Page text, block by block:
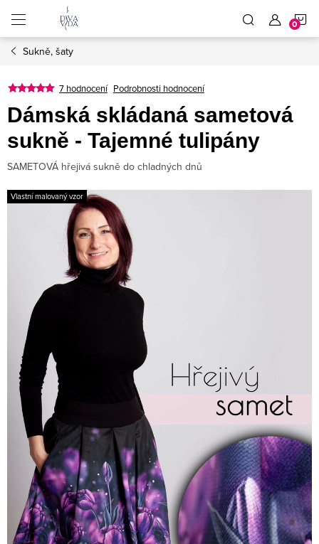
obsah
Sukně, šaty
7 hodnocení Podrobnosti hodnocení
Dámská skládaná sametová
sukně - Tajemné tulipány
SAMETOVÁ hřejivá sukně do chladných dnů
Vlastní malovaný vzor